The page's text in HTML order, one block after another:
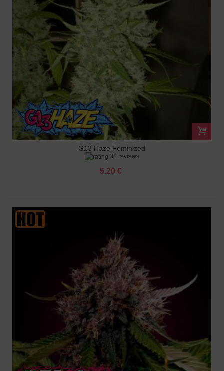
G13 Haze Feminized
38 reviews
5.20 €